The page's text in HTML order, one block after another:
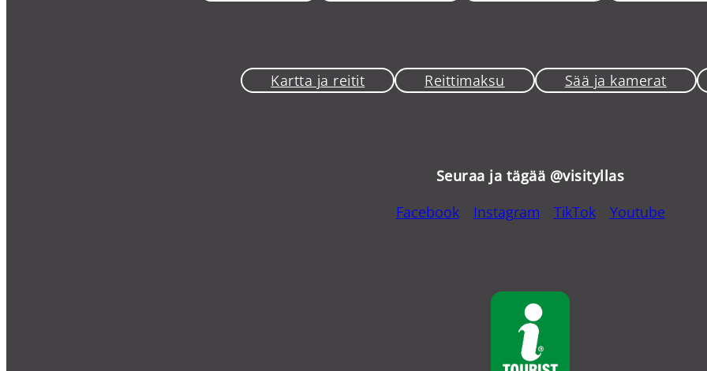
Kartta ja reitit Reittimaksu Sää ja kamerat
Seuraa ja tägää @visityllas
Facebook
Instagram TikTok Youtube